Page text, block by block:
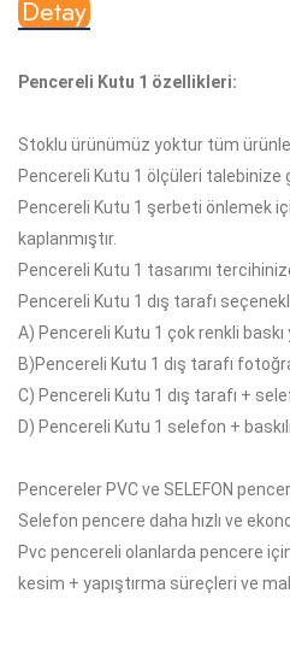
Detay
Pencereli Kutu 1 özellikleri:
Stoklu ürünümüz yoktur tüm
Pencereli Kutu 1 ölçüleri talebinize
Pencereli Kutu 1 şerbeti önlemek
kaplanmıştır.
Pencereli Kutu 1 tasarımı tercihinize
Pencereli Kutu 1 dış tarafı
A) Pencereli Kutu 1 çokrenkli baskı
B)Pencereli Kutu 1 dış tarafı
C) Pencereli Kutu 1 dış tarafı +
D) Pencereli Kutu 1 selefon +
Pencereler PVC ve SELEFON
Selefon pencere daha hızlı ve
Pvc pencereli olanlarda pencere
kesim + yapıştırma süreçleri ve